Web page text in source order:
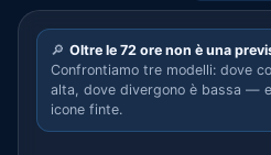
🔎 Oltre le 72 ore non è una
Confrontiamo tre modelli: dove
alta, dove divergono è bassa —
icone finte.